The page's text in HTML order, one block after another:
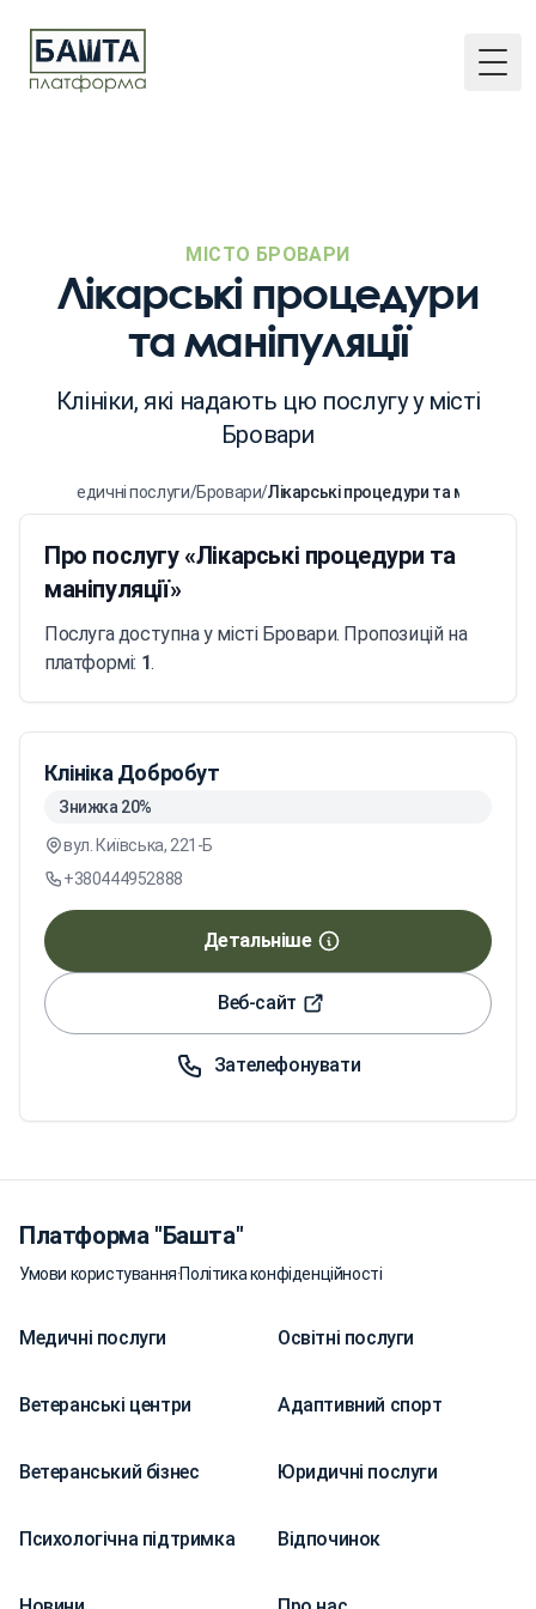
МІСТО БРОВАРИ
Лікарські процедури
та маніпуляції
Клініки, які надають цю послугу у місті
Бровари
Медичні послуги/Бровари/Лікарські процедури та
Про послугу «Лікарські процедури та
маніпуляції»
Послуга доступна у місті Бровари. Пропозицій на
платформі: 1.
Клініка Добробут
Знижка 20%
вул. Київська, 221-Б
+380444952888
Детальніше
Веб-сайт
Зателефонувати
Платформа "Башта"
Умови користування·Політика конфіденційності
Медичні послуги Освітні послуги
Ветеранські центри Адаптивний спорт
Ветеранський бізнес Юридичні послуги
Психологічна підтримка Відпочинок